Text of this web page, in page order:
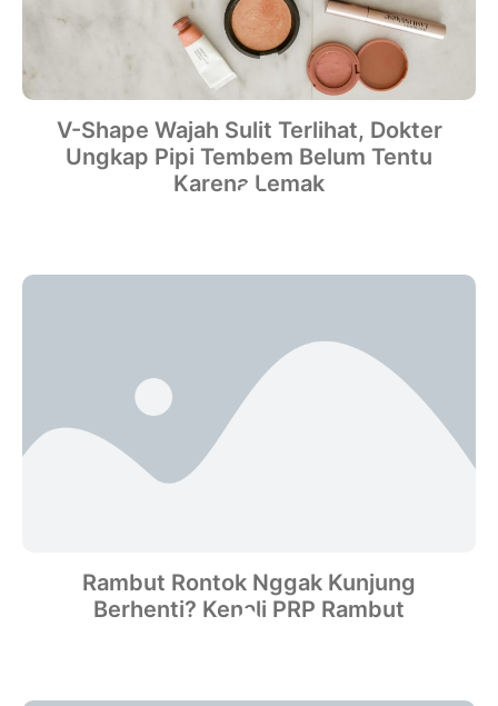
V-Shape Wajah Sulit Terlihat, Dokter
Ungkap Pipi Tembem Belum Tentu
Karena Lemak
Rambut Rontok Nggak Kunjung
Berhenti? Kenali PRP Rambut